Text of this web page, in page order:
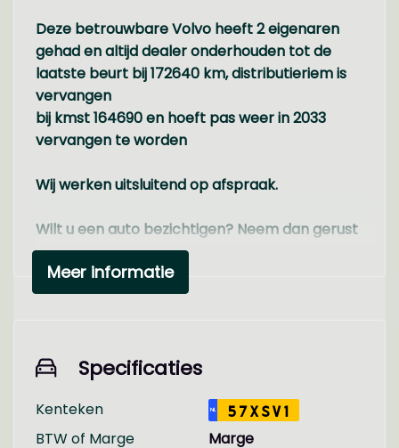
Deze betrouwbare Volvo heeft 2 eigenaren
gehad en altijd dealer onderhouden tot de
laatste beurt bij 172640 km, distributieriem is
vervangen
bij kmst 164690 en hoeft pas weer in 2033
vervangen te worden
Wij werken uitsluitend op afspraak.
Wilt u een auto bezichtigen? Neem dan gerust
contact met ons op, zodat wij aanwezig
kunnen zijn om u te ontvangen.
bericht sturen via 06 5436 6717. U kunt ons ook
per e-mail bereiken.
Bekijk alle foto's en ons actuele aanbod op
Meer informatie
Specificaties
Kenteken NL 57XSV1
BTW of Marge
Marge